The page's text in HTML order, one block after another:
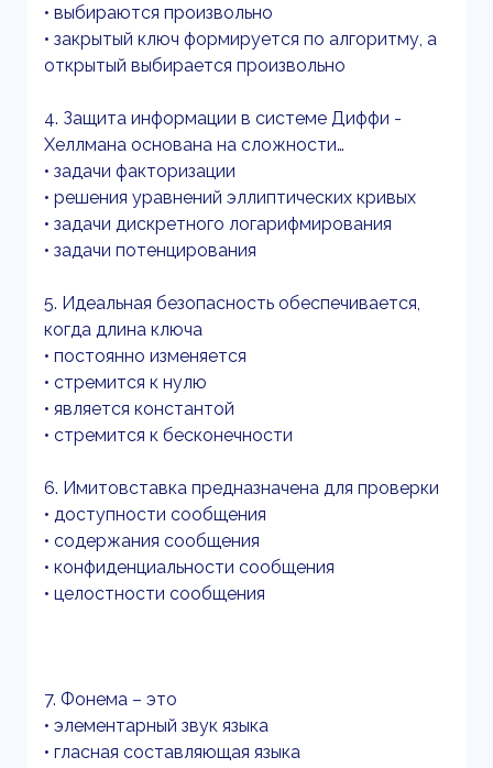
• выбираются произвольно
• закрытый ключ формируется по алгоритму, а
открытый выбирается произвольно
4. Защита информации в системе Диффи -
Хеллмана основана на сложности…
• задачи факторизации
• решения уравнений эллиптических кривых
• задачи дискретного логарифмирования
• задачи потенцирования
5. Идеальная безопасность обеспечивается,
когда длина ключа
• постоянно изменяется
• стремится к нулю
• является константой
• стремится к бесконечности
6. Имитовставка предназначена для проверки
• доступности сообщения
• содержания сообщения
• конфиденциальности сообщения
• целостности сообщения
7. Фонема – это
• элементарный звук языка
• гласная составляющая языка